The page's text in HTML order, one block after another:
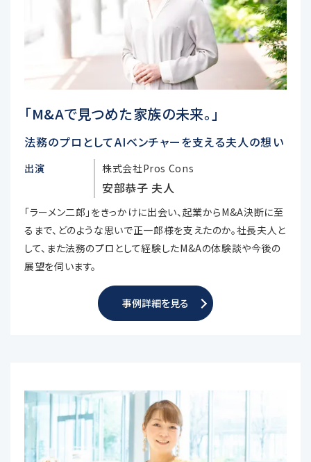
「M&Aで見つめた家族の未来。」
法務のプロとしてAIベンチャーを支える夫人の想い
出演 株式会社Pros Cons
安部恭子 夫人
「ラーメン二郎」をきっかけに出会い、起業からM&A決断に至
るまで、どのような思いで正一郎様を支えたのか。社長夫人と
して、また法務のプロとして経験したM&Aの体験談や今後の
展望を伺います。
事例詳細を見る